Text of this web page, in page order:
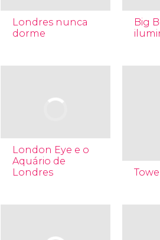
Londres nunca
dorme
Big
London Eye e o
Aquário de
Londres